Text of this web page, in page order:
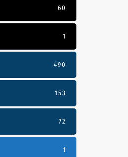
60
1
490
153
72
1